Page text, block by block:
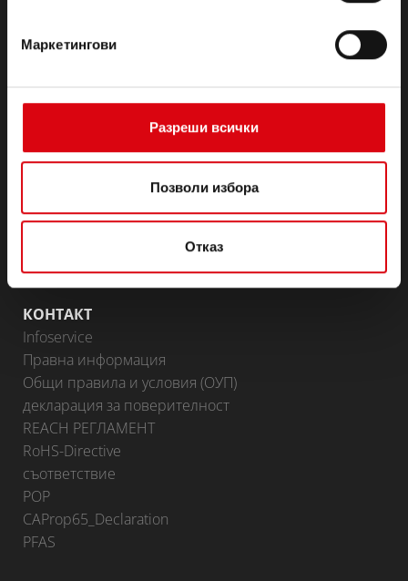
Маркетингови
Разреши всички
Позволи избора
Отказ
Аксесоари за леки автомобили и търговски
(Полу-) тягови & готовност
BATTERY KNOWLEDGE
ПАРТНЬОРСКИ ПОРТАЛ
Стани партньор
КОНТАКТ
Infoservice
Правна информация
Общи правила и условия (ОУП)
декларация за поверителност
REACH РЕГЛАМЕНТ
RoHS-Directive
съответствие
POP
CAProp65_Declaration
PFAS